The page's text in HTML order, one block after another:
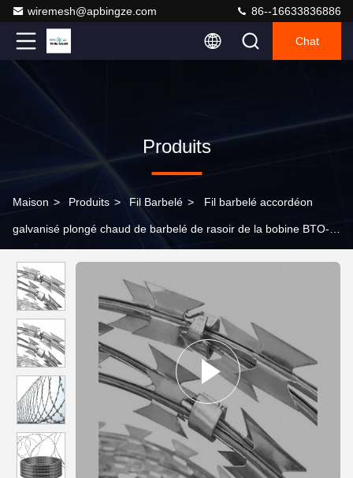
wiremesh@apbingze.com 86--16633836886
Chat
Produits
Maison > Produits > Fil Barbelé > Fil barbelé accordéon
galvanisé plongé chaud de barbelé de rasoir de la bobine BTO-